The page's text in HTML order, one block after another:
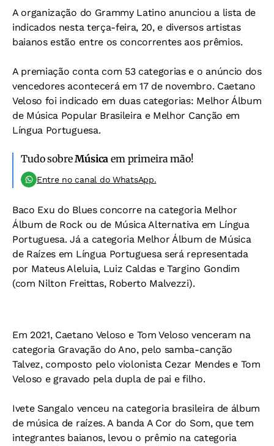
A organização do Grammy Latino anunciou a lista de
indicados nesta terça-feira, 20, e diversos artistas
baianos estão entre os concorrentes aos prêmios.
A premiação conta com 53 categorias e o anúncio dos
vencedores acontecerá em 17 de novembro. Caetano
Veloso foi indicado em duas categorias: Melhor Álbum
de Música Popular Brasileira e Melhor Canção em
Língua Portuguesa.
Tudo sobreMúsica em primeira mão!
Entre no canal do WhatsApp.
Baco Exu do Blues concorre na categoria Melhor
Álbum de Rock ou de Música Alternativa em Língua
Portuguesa. Já a categoria Melhor Álbum de Música
de Raízes em Língua Portuguesa será representada
por Mateus Aleluia, Luiz Caldas e Targino Gondim
(com Nilton Freittas, Roberto Malvezzi).
Em 2021, Caetano Veloso e Tom Veloso venceram na
categoria Gravação do Ano, pelo samba-canção
Talvez, composto pelo violonista Cezar Mendes e Tom
Veloso e gravado pela dupla de pai e filho.
Ivete Sangalo venceu na categoria brasileira de álbum
de música de raízes. A banda A Cor do Som, que tem
integrantes baianos, levou o prêmio na categoria